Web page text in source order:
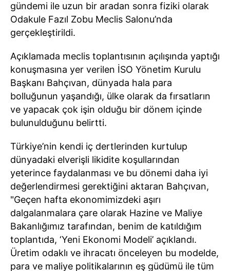
gündemi ile uzun bir aradan sonra fiziki olarak
Odakule Fazıl Zobu Meclis Salonu’nda
gerçekleştirildi.
Açıklamada meclis toplantısının açılışında yaptığı
konuşmasına yer verilen İSO Yönetim Kurulu
Başkanı Bahçıvan, dünyada hala para
bolluğunun yaşandığı, ülke olarak da fırsatların
ve yapacak çok işin olduğu bir dönem içinde
bulunulduğunu belirtti.
Türkiye’nin kendi iç dertlerinden kurtulup
dünyadaki elverişli likidite koşullarından
yeterince faydalanması ve bu dönemi daha iyi
değerlendirmesi gerektiğini aktaran Bahçıvan,
"Geçen hafta ekonomimizdeki aşırı
dalgalanmalara çare olarak Hazine ve Maliye
Bakanlığımız tarafından, benim de katıldığım
toplantıda, ‘Yeni Ekonomi Modeli’ açıklandı.
Üretim odaklı ve ihracatı önceleyen bu modelde,
para ve maliye politikalarının eş güdümü ile tüm